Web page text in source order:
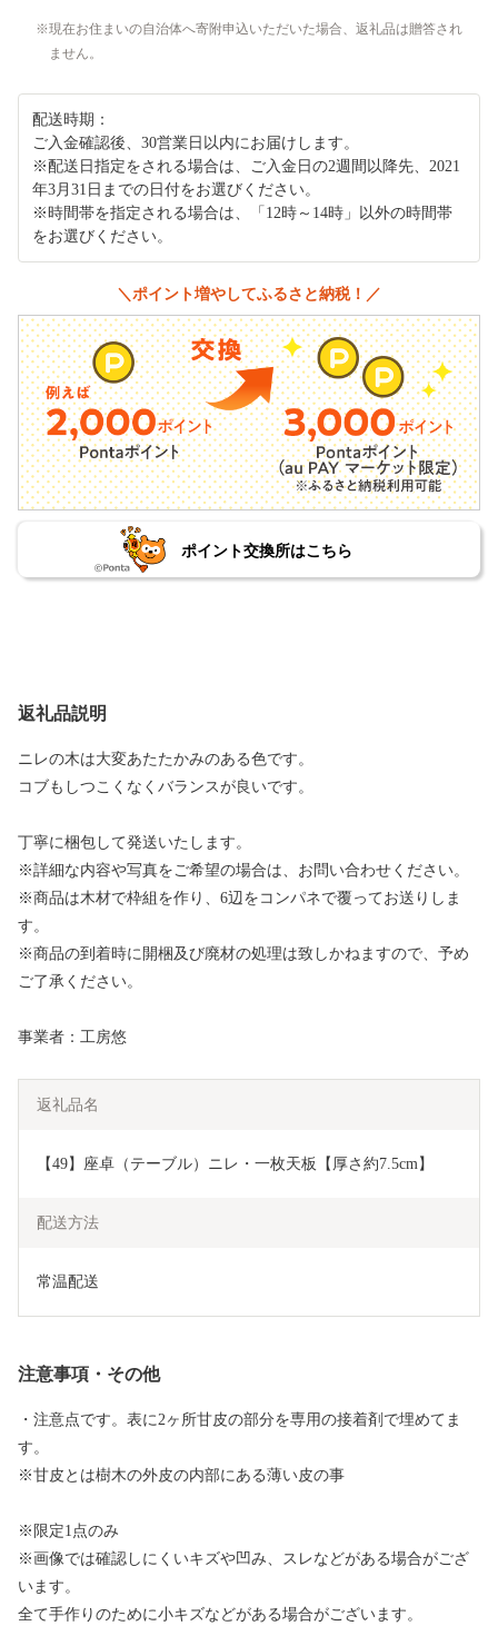
現在お住まいの自治体へ寄附申込いただいた場合、返礼品は贈答され
ません。
配送時期：
ご入金確認後、30営業日以内にお届けします。
※配送日指定をされる場合は、ご入金日の2週間以降先、2021
年3月31日までの日付をお選びください。
※時間帯を指定される場合は、「12時～14時」以外の時間帯
をお選びください。
＼ポイント増やしてふるさと納税！／
ポイント交換所はこちら
返礼品説明
ニレの木は大変あたたかみのある色です。
コブもしつこくなくバランスが良いです。
丁寧に梱包して発送いたします。
※詳細な内容や写真をご希望の場合は、お問い合わせください。
※商品は木材で枠組を作り、6辺をコンパネで覆ってお送りしま
す。
※商品の到着時に開梱及び廃材の処理は致しかねますので、予め
ご了承ください。
事業者：工房悠
返礼品名
【49】座卓（テーブル）ニレ・一枚天板【厚さ約7.5cm】
配送方法
常温配送
注意事項・その他
・注意点です。表に2ヶ所甘皮の部分を専用の接着剤で埋めてま
す。
※甘皮とは樹木の外皮の内部にある薄い皮の事
※限定1点のみ
※画像では確認しにくいキズや凹み、スレなどがある場合がござ
います。
全て手作りのために小キズなどがある場合がございます。